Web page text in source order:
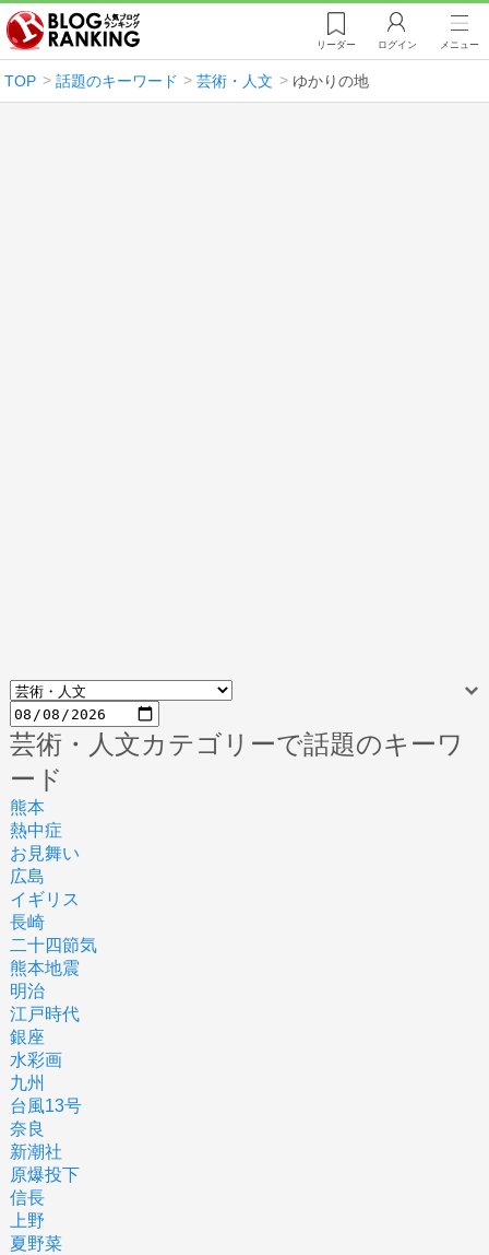
リーダー ログイン メニュー
TOP 話題のキーワード 芸術・人文 ゆかりの地
芸術・人文カテゴリーで話題のキーワ
ード
熊本
熱中症
お見舞い
広島
イギリス
長崎
二十四節気
熊本地震
明治
江戸時代
銀座
水彩画
九州
台風13号
奈良
新潮社
原爆投下
信長
上野
夏野菜